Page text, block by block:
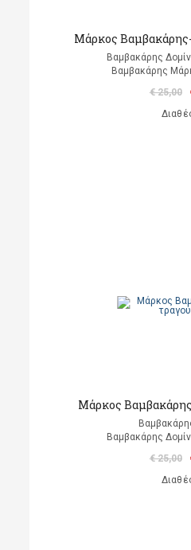
Μάρκος
Βαμβακάρης
Βαμβακάρης
€ 25,00
Μάρκος
Βαμβακάρης
€ 25,00